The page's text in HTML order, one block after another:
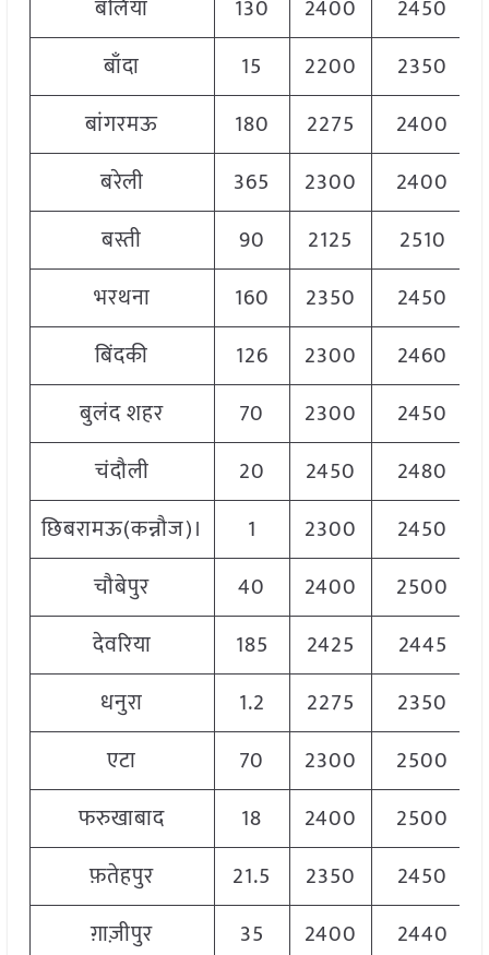
बलिया 130 2400 2450
बाँदा
15 2200 2350
बांगरमऊ
180 2275 2400
बरेली
365 2300 2400
बस्ती
90 2125 2510
भरथना
160 2350 2450
बिंदकी
126 2300 2460
बुलंद शहर
70 2300 2450
चंदौली
20 2450 2480
छिबरामऊ(कन्नौज)।
1 2300 2450
चौबेपुर
40 2400 2500
देवरिया
185 2425 2445
धनुरा
1.2 2275 2350
एटा
70 2300 2500
फरुखाबाद
18 2400 2500
फ़तेहपुर
21.5 2350 2450
ग़ाज़ीपुर
35 2400 2440